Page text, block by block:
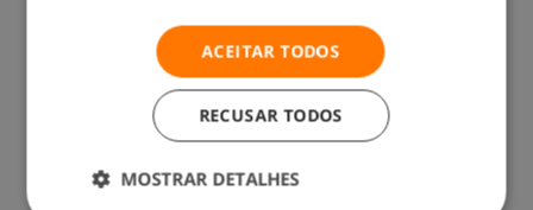
ACEITAR TODOS
RECUSAR TODOS
MOSTRAR DETALHES